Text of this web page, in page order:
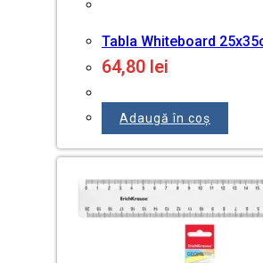
Tabla Whiteboard
64,80 lei
Adaugă în coș